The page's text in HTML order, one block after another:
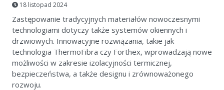
18 listopad 2024
Zastępowanie tradycyjnych materiałów nowoczesnymi
technologiami dotyczy także systemów okiennych i
drzwiowych. Innowacyjne rozwiązania, takie jak
technologia ThermoFibra czy Forthex, wprowadzają nowe
możliwości w zakresie izolacyjności termicznej,
bezpieczeństwa, a także designu i zrównoważonego
rozwoju.